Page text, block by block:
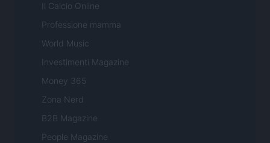
Il Calcio Online
Professione mamma
World Music
Investimenti Magazine
Money 365
Zona Nerd
B2B Magazine
People Magazine